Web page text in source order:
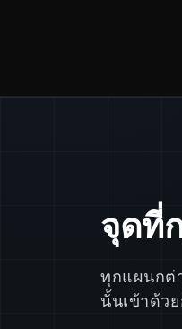
จุดที่
ทุกแผนกต่
นั้นเข้าด้ว